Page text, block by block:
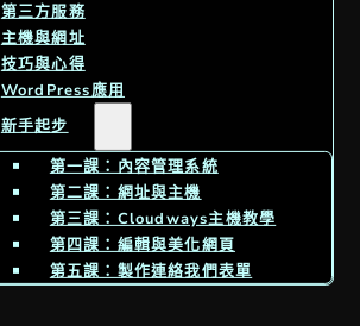
第三方服務
主機與網址
技巧與心得
WordPress應用
新手起步
第一課：內容管理系統
第二課：網址與主機
第三課：Cloudways主機教學
第四課：編輯與美化網頁
第五課：製作連絡我們表單